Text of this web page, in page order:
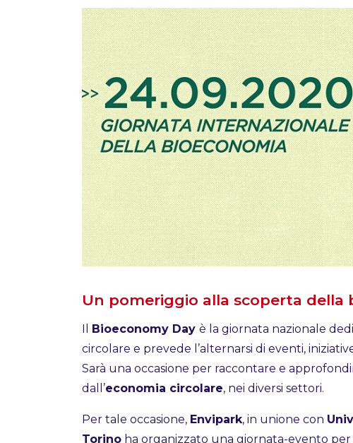
Un pomeriggio alla scoperta della
Il Bioeconomy Day è la giornata nazionale
circolare e prevede l’alternarsi di eventi,
Sarà una occasione per raccontare e
dall’economia circolare, nei diversi settori.
Per tale occasione, Envipark, in unione con
Torinoha organizzato una giornata-evento